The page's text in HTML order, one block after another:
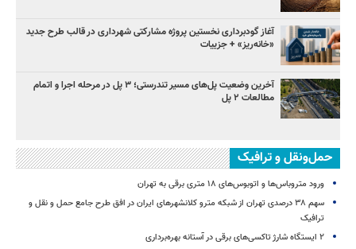
آغاز گودبرداری نخستین پروژه مشارکتی شهرداری در قالب طرح جدید
«خانه‌ریز» + جزییات
آخرین وضعیت پل‌های مسیر تندرستی؛ ۳ پل در مرحله اجرا و اتمام
مطالعات ۲ پل
حمل‌ونقل و ترافیک
ورود متروباس‌ها و اتوبوس‌های ۱۸ متری برقی به تهران
سهم ۳۸ درصدی تهران از شبکه مترو کلانشهرهای ایران در افق طرح جامع حمل و نقل و
ترافیک
۲ ایستگاه شارژ تاکسی‌های برقی در آستانه بهره‌برداری